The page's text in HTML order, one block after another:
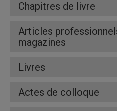
Chapitres de livre
Articles
magazines
Livres
Actes de colloque